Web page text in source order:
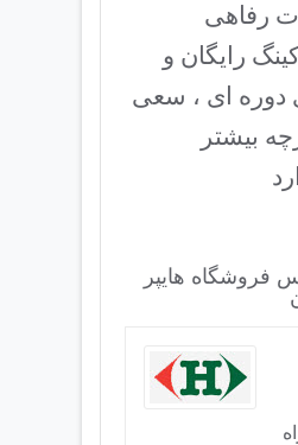
رفاهی
رایگان و
دوره ای ، سعی
بیشتر
فروشگاه هایپر